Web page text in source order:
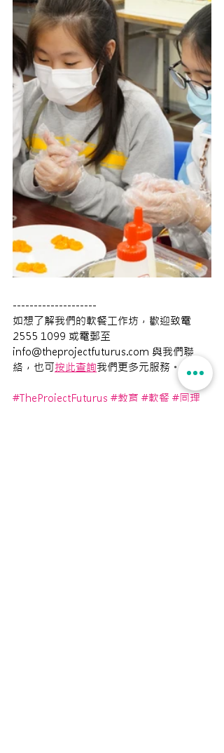
--------------------
如想了解我們的軟餐工作坊，歡迎致電
2555 1099 或電郵至
info@theprojectfuturus.com 與我們聯
絡，也可按此查詢我們更多元服務。
#TheProjectFuturus #教育 #軟餐 #同理